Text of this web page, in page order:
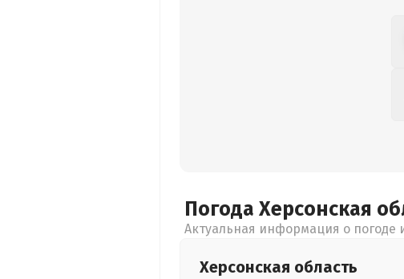
Погода Херсонская
Актуальная информация о погоде
Херсонская область